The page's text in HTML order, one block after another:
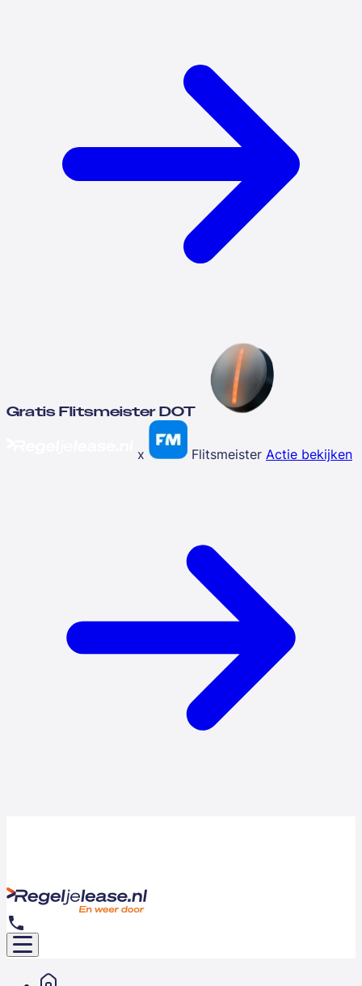
Gratis Flitsmeister DOT
x Flitsmeister Actie bekijken